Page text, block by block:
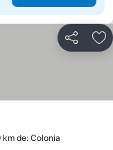
Compartir
km de: Colonia